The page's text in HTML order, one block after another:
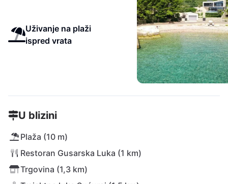
Uživanje na plaži
ispred vrata
U blizini
Plaža (10 m)
Restoran Gusarska Luka (1 km)
Trgovina (1,3 km)